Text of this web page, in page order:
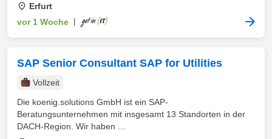
Erfurt
vor 1 Woche
SAP Senior Consultant SAP for Utilities
Vollzeit
Die koenig.solutions GmbH ist ein SAP-
Beratungsunternehmen mit insgesamt 13 Standorten in der
DACH-Region. Wir haben ...